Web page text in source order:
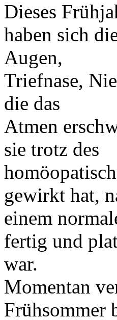
Dieses
haben sich
Augen,
Triefnase,
die das
Atmen
sie trotz des
gewirkt hat,
einem
fertig und
war.
Momentan
Frühsommer